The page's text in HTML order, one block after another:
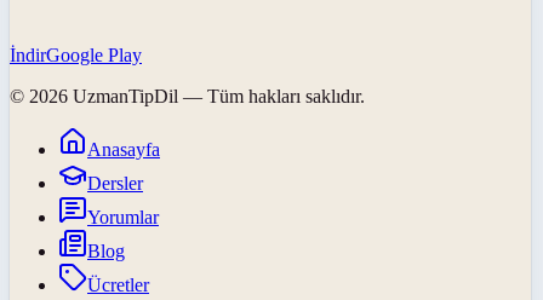
İndirGoogle Play
© 2026 UzmanTipDil — Tüm hakları saklıdır.
Anasayfa
Dersler
Yorumlar
Blog
Ücretler